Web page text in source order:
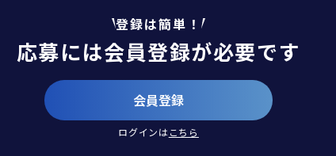
登録は簡単！
応募には会員登録が必要です
会員登録
ログインはこちら